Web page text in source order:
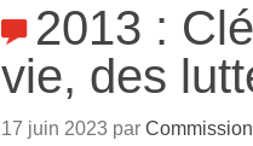
2013 :
vie, des
17 juin 2023 par